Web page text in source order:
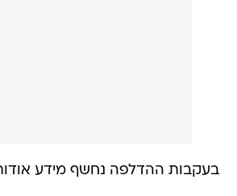
בעקבות ההדלפה נחשף מידע